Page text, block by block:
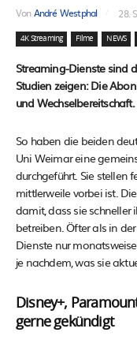
VonAndré Westphal 28.
4K Streaming Filme NEWS
Streaming-Dienste sind
Studien zeigen: Die
und Wechselbereitschaft.
So haben die beiden
Uni Weimar eine
durchgeführt. Sie stellen
mittlerweile vorbei ist.
damit, dass sie
betreiben. Öfter als in
Dienste nur
je nachdem, was sie
Disney+,
gerne gekündigt